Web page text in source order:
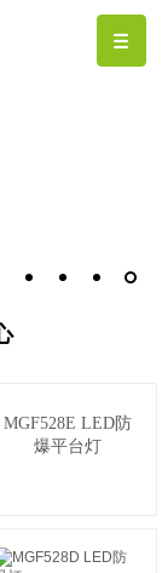
MGF528E LED防
爆平台灯